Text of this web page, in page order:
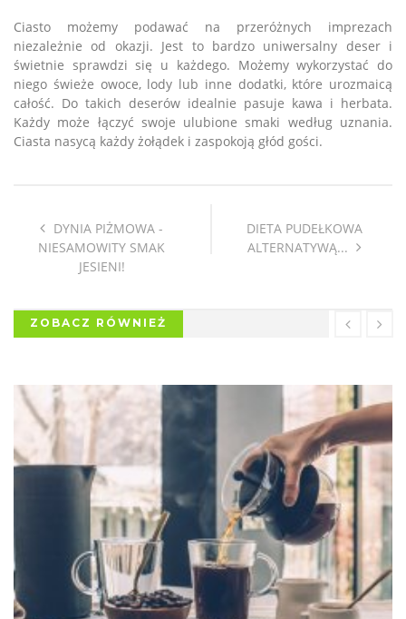
Ciasto możemy podawać na przeróżnych imprezach
niezależnie od okazji. Jest to bardzo uniwersalny deser i
świetnie sprawdzi się u każdego. Możemy wykorzystać do
niego świeże owoce, lody lub inne dodatki, które urozmaicą
całość. Do takich deserów idealnie pasuje kawa i herbata.
Każdy może łączyć swoje ulubione smaki według uznania.
Ciasta nasycą każdy żołądek i zaspokoją głód gości.
DYNIA PIŻMOWA -
NIESAMOWITY SMAK
JESIENI!
DIETA PUDEŁKOWA
ALTERNATYWĄ...
ZOBACZ RÓWNIEŻ